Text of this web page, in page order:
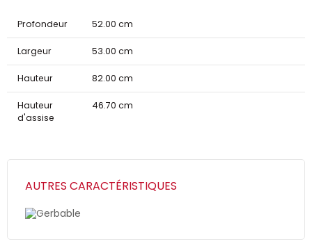
Profondeur 52.00 cm
Largeur 53.00 cm
Hauteur 82.00 cm
Hauteur
d'assise
46.70 cm
AUTRES CARACTÉRISTIQUES
Gerbable